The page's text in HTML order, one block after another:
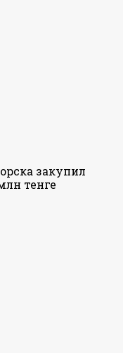
закупил
тенге